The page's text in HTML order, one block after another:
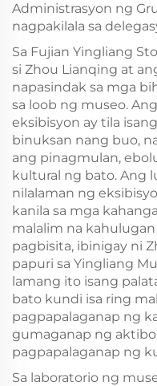
Administrasyon ng
nagpakilala sa
Sa Fujian Yingliang
si Zhou Lianqing at
napasindak sa mga
sa loob ng museo.
eksibisyon ay tila
binuksan nang buo,
ang pinagmulan,
kultural ng bato. Ang
nilalaman ng
kanila sa mga
malalim na
pagbisita, ibinigay ni
papuri sa Yingliang
lamang ito isang
bato kundi isa ring
pagpapalaganap ng
gumaganap ng
pagpapalaganap ng
Sa laboratorio ng